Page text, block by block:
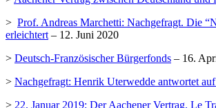
> Prof. Andreas Marchetti: Nachgefragt. Die
erleichtert – 12. Juni 2020
> Deutsch-Französischer Bürgerfonds – 16.
> Nachgefragt: Henrik Uterwedde antwortet
> 22. Januar 2019: Der Aachener Vertrag. Le